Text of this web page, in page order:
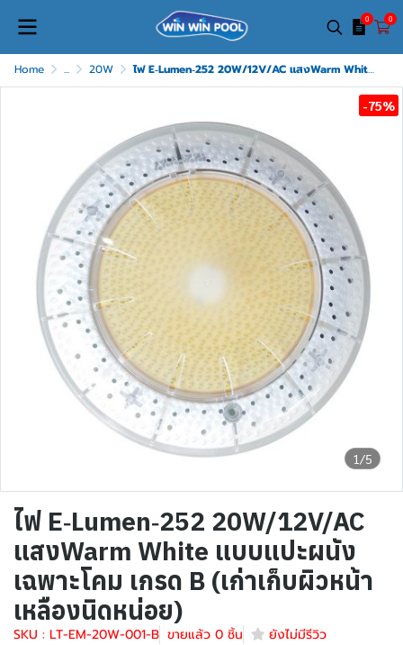
0 0
Home ... 20W ไฟ E‐Lumen‐252 20W/12V/AC แสงWarm White แบบแปะผนัง เฉพาะโคม เกรด B (เก่าเก็บผิวหน้าเหลืองนิดหน่อย)
1/5
-75%
ไฟ E‐Lumen‐252 20W/12V/AC
แสงWarm White แบบแปะผนัง
เฉพาะโคม เกรด B (เก่าเก็บผิวหน้า
เหลืองนิดหน่อย)
SKU : LT-EM-20W-001-B ขายแล้ว 0 ชิ้น ยังไม่มีรีวิว